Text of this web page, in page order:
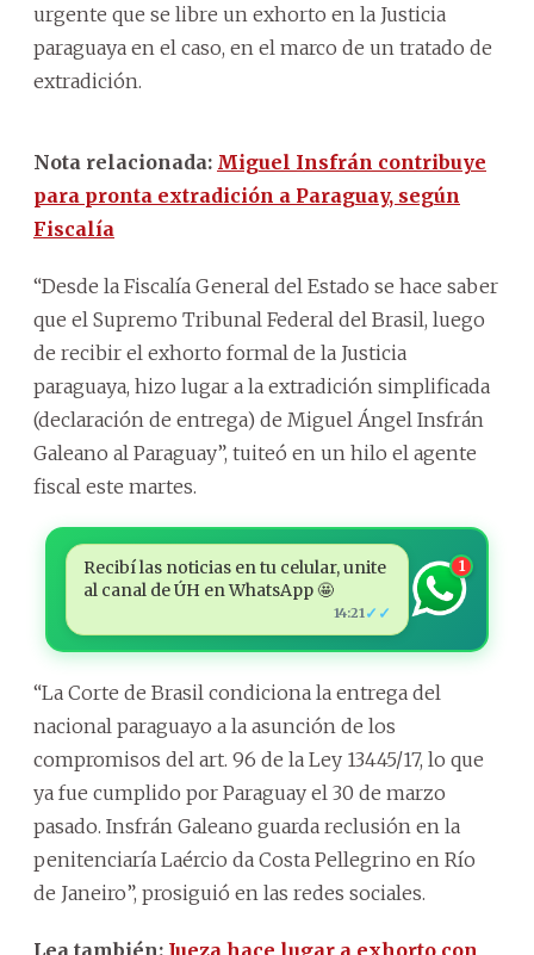
urgente que se libre un exhorto en la Justicia
paraguaya en el caso, en el marco de un tratado de
extradición.
Nota relacionada: Miguel Insfrán contribuye
para pronta extradición a Paraguay, según
Fiscalía
“Desde la Fiscalía General del Estado se hace saber
que el Supremo Tribunal Federal del Brasil, luego
de recibir el exhorto formal de la Justicia
paraguaya, hizo lugar a la extradición simplificada
(declaración de entrega) de Miguel Ángel Insfrán
Galeano al Paraguay”, tuiteó en un hilo el agente
fiscal este martes.
Recibí las noticias en tu celular, unite
al canal de ÚH en WhatsApp 🤩
14:21 ✓✓
1
“La Corte de Brasil condiciona la entrega del
nacional paraguayo a la asunción de los
compromisos del art. 96 de la Ley 13445/17, lo que
ya fue cumplido por Paraguay el 30 de marzo
pasado. Insfrán Galeano guarda reclusión en la
penitenciaría Laércio da Costa Pellegrino en Río
de Janeiro”, prosiguió en las redes sociales.
Lea también: Jueza hace lugar a exhorto con